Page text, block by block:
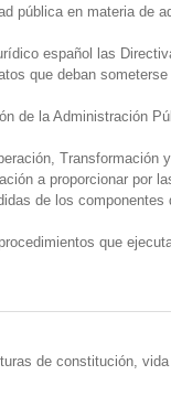
pública en materia de
español las
que deban someterse
de la Administración
Transformación
a proporcionar por
de los
que
de constitución,